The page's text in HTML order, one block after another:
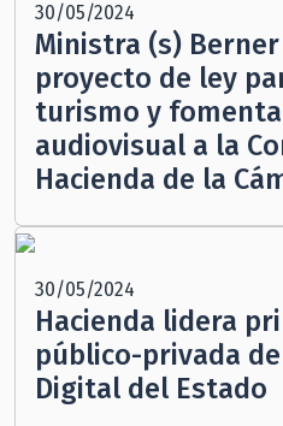
30/05/2024
Ministra (s)
proyecto de ley
turismo y
audiovisual a la
Hacienda de la
30/05/2024
Hacienda lidera
público-privada
Digital del Estado